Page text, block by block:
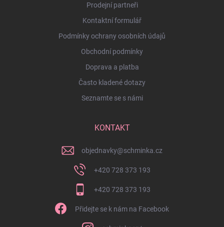
Prodejní partneři
Kontaktní formulář
Podmínky ochrany osobních údajů
Obchodní podmínky
Doprava a platba
Často kladené dotazy
Seznamte se s námi
KONTAKT
objednavky@schminka.cz
+420 728 373 193
+420 728 373 193
Přidejte se k nám na Facebook